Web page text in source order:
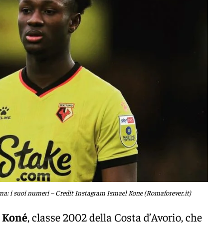
i suoi numeri – Credit Instagram Ismael Kone (Romaforever.it)
, classe 2002 della Costa d’Avorio, che